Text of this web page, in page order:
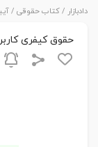
دادبازار /کتاب حقوقی /
حقوق کیفری